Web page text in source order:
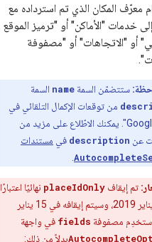
معرّف المكان الذي تم استرداده مع
خدمات "الأماكن" أو "ترميز الموقع
أو "الاتجاهات" أو "مصفوفة
ستتضمّن السمة name السمة
من توقعات الإكمال التلقائي في
"بحث Google". يمكنك الاطّلاع على مزيد من
عن description في مستندات
.
تم إيقاف placeIdOnly نهائيًا اعتبارًا
من 15 يناير 2019، وسيتم إيقافه في 15 يناير
fields في واجهة
بدلاً من ذلك: